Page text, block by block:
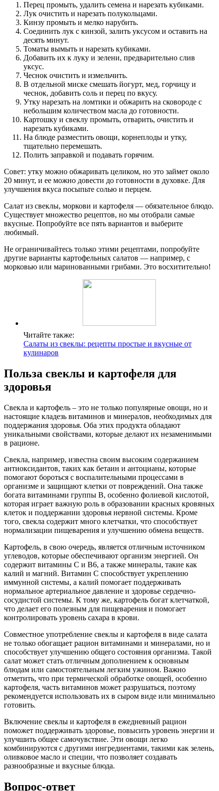
Перец промыть, удалить семена и нарезать кубиками.
Лук очистить и нарезать полукольцами.
Кинзу промыть и мелко нарубить.
Соединить лук с кинзой, залить уксусом и оставить на
десять минут.
Томаты вымыть и нарезать кубиками.
Добавить их к луку и зелени, предварительно слив
уксус.
Чеснок очистить и измельчить.
В отдельной миске смешать йогурт, мед, горчицу и
чеснок, добавить соль и перец по вкусу.
Утку нарезать на ломтики и обжарить на сковороде с
небольшим количеством масла до готовности.
Картошку и свеклу промыть, отварить, очистить и
нарезать кубиками.
На блюде разместить овощи, корнеплоды и утку,
тщательно перемешать.
Полить заправкой и подавать горячим.
Совет: утку можно обжаривать целиком, но это займет около
20 минут, и ее можно довести до готовности в духовке. Для
улучшения вкуса посыпьте солью и перцем.
Салат из свеклы, моркови и картофеля — обязательное блюдо.
Существует множество рецептов, но мы отобрали самые
вкусные. Попробуйте все пять вариантов и выберите
любимый.
Не ограничивайтесь только этими рецептами, попробуйте
другие варианты картофельных салатов — например, с
морковью или маринованными грибами. Это восхитительно!
Читайте также:
Салаты из свеклы: рецепты простые и вкусные от
кулинаров
Польза свеклы и картофеля для
здоровья
Свекла и картофель – это не только популярные овощи, но и
настоящие кладезь витаминов и минералов, необходимых для
поддержания здоровья. Оба этих продукта обладают
уникальными свойствами, которые делают их незаменимыми
в рационе.
Свекла, например, известна своим высоким содержанием
антиоксидантов, таких как бетаин и антоцианы, которые
помогают бороться с воспалительными процессами в
организме и защищают клетки от повреждений. Она также
богата витаминами группы B, особенно фолиевой кислотой,
которая играет важную роль в образовании красных кровяных
клеток и поддержании здоровья нервной системы. Кроме
того, свекла содержит много клетчатки, что способствует
нормализации пищеварения и улучшению обмена веществ.
Картофель, в свою очередь, является отличным источником
углеводов, которые обеспечивают организм энергией. Он
содержит витамины C и B6, а также минералы, такие как
калий и магний. Витамин C способствует укреплению
иммунной системы, а калий помогает поддерживать
нормальное артериальное давление и здоровье сердечно-
сосудистой системы. К тому же, картофель богат клетчаткой,
что делает его полезным для пищеварения и помогает
контролировать уровень сахара в крови.
Совместное употребление свеклы и картофеля в виде салата
не только обогащает рацион витаминами и минералами, но и
способствует улучшению общего состояния организма. Такой
салат может стать отличным дополнением к основным
блюдам или самостоятельным легким ужином. Важно
отметить, что при термической обработке овощей, особенно
картофеля, часть витаминов может разрушаться, поэтому
рекомендуется использовать их в сыром виде или минимально
готовить.
Включение свеклы и картофеля в ежедневный рацион
поможет поддерживать здоровье, повысить уровень энергии и
улучшить общее самочувствие. Эти овощи легко
комбинируются с другими ингредиентами, такими как зелень,
оливковое масло и специи, что позволяет создавать
разнообразные и вкусные блюда.
Вопрос-ответ